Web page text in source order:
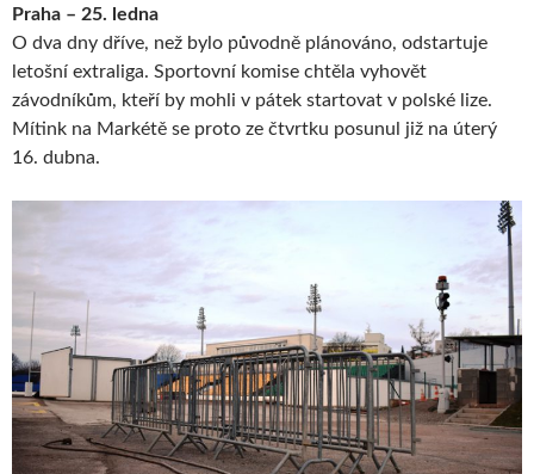
Praha – 25. ledna
O dva dny dříve, než bylo původně plánováno, odstartuje
letošní extraliga. Sportovní komise chtěla vyhovět
závodníkům, kteří by mohli v pátek startovat v polské lize.
Mítink na Markétě se proto ze čtvrtku posunul již na úterý
16. dubna.